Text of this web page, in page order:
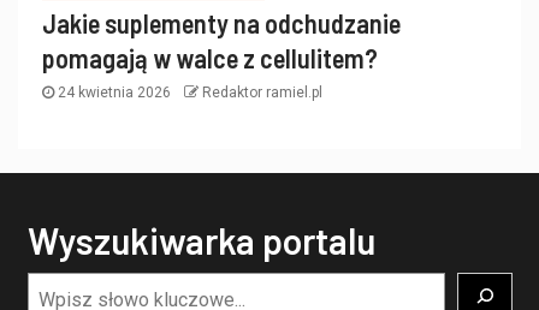
Jakie suplementy na odchudzanie
pomagają w walce z cellulitem?
24 kwietnia 2026 Redaktor ramiel.pl
Wyszukiwarka portalu